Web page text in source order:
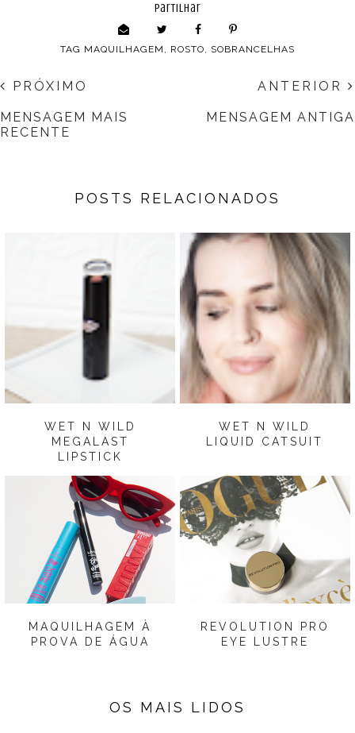
partilhar
TAG MAQUILHAGEM ROSTO SOBRANCELHAS
ANTERIOR
MENSAGEM ANTIGA
PRÓXIMO
MENSAGEM MAIS
RECENTE
POSTS RELACIONADOS
WET N WILD
MEGALAST
LIPSTICK
WET N WILD
LIQUID CATSUIT
MAQUILHAGEM À
PROVA DE ÁGUA
REVOLUTION PRO
EYE LUSTRE
OS MAIS LIDOS